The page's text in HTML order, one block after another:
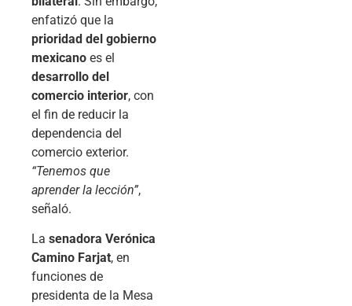
enfatizó que la
prioridad del gobierno
mexicano es el
desarrollo del
comercio interior, con
el fin de reducir la
dependencia del
comercio exterior.
“Tenemos que
aprender la lección”,
señaló.
La senadora Verónica
Camino Farjat, en
funciones de
presidenta de la Mesa